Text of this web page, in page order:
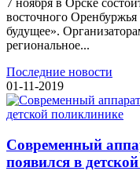
7 ноября в Орске
восточного
будущее».
региональное...
Последние новости
01-11-2019
Современный
появился в